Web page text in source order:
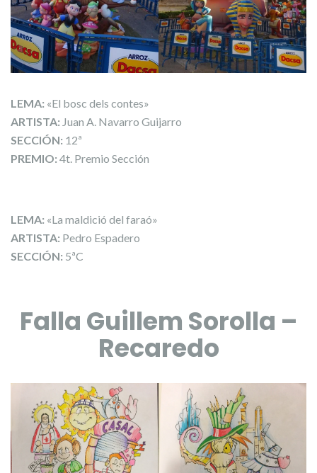
LEMA: «El bosc dels contes»
ARTISTA: Juan A. Navarro Guijarro
SECCIÓN: 12ª
PREMIO: 4t. Premio Sección
LEMA: «La maldició del faraó»
ARTISTA: Pedro Espadero
SECCIÓN: 5ªC
Falla Guillem Sorolla –
Recaredo